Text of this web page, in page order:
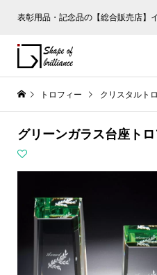
表彰用品・記念品の【総合販売店】
トロフィー クリスタルト
グリーンガラス台座ト